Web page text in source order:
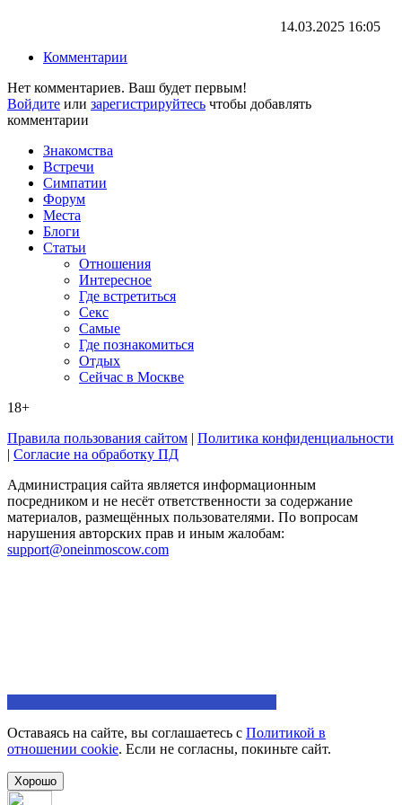
14.03.2025 16:05
Комментарии
Нет комментариев. Ваш будет первым!
Войдите или зарегистрируйтесь чтобы добавлять
комментарии
Знакомства
Встречи
Симпатии
Форум
Места
Блоги
Статьи
Отношения
Интересное
Где встретиться
Секс
Самые
Где познакомиться
Отдых
Сейчас в Москве
18+
Правила пользования сайтом | Политика конфиденциальности
| Согласие на обработку ПД
Администрация сайта является информационным
посредником и не несёт ответственности за содержание
материалов, размещённых пользователями. По вопросам
нарушения авторских прав и иным жалобам:
support@oneinmoscow.com
Оставаясь на сайте, вы соглашаетесь с Политикой в
отношении cookie. Если не согласны, покиньте сайт.
Хорошо